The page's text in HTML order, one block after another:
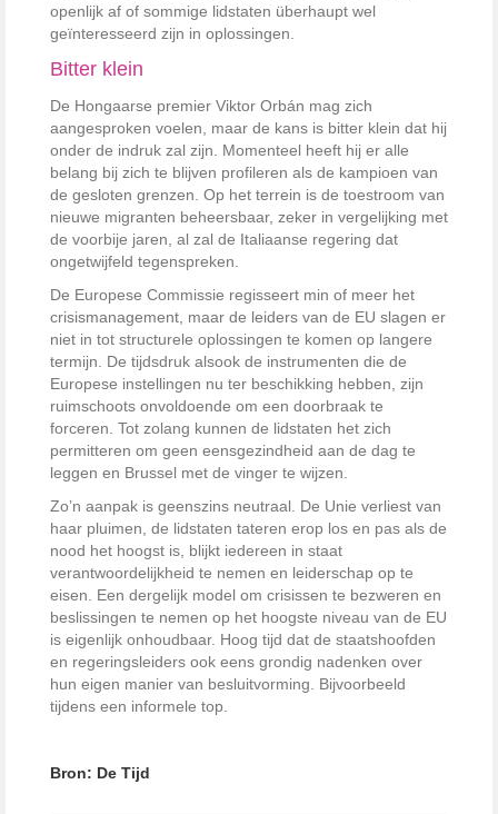
openlijk af of sommige lidstaten überhaupt wel
geïnteresseerd zijn in oplossingen.
Bitter klein
De Hongaarse premier Viktor Orbán mag zich
aangesproken voelen, maar de kans is bitter klein dat hij
onder de indruk zal zijn. Momenteel heeft hij er alle
belang bij zich te blijven profileren als de kampioen van
de gesloten grenzen. Op het terrein is de toestroom van
nieuwe migranten beheersbaar, zeker in vergelijking met
de voorbije jaren, al zal de Italiaanse regering dat
ongetwijfeld tegenspreken.
De Europese Commissie regisseert min of meer het
crisismanagement, maar de leiders van de EU slagen er
niet in tot structurele oplossingen te komen op langere
termijn. De tijdsdruk alsook de instrumenten die de
Europese instellingen nu ter beschikking hebben, zijn
ruimschoots onvoldoende om een doorbraak te
forceren. Tot zolang kunnen de lidstaten het zich
permitteren om geen eensgezindheid aan de dag te
leggen en Brussel met de vinger te wijzen.
Zo’n aanpak is geenszins neutraal. De Unie verliest van
haar pluimen, de lidstaten tateren erop los en pas als de
nood het hoogst is, blijkt iedereen in staat
verantwoordelijkheid te nemen en leiderschap op te
eisen. Een dergelijk model om crisissen te bezweren en
beslissingen te nemen op het hoogste niveau van de EU
is eigenlijk onhoudbaar. Hoog tijd dat de staatshoofden
en regeringsleiders ook eens grondig nadenken over
hun eigen manier van besluitvorming. Bijvoorbeeld
tijdens een informele top.
Bron: De Tijd